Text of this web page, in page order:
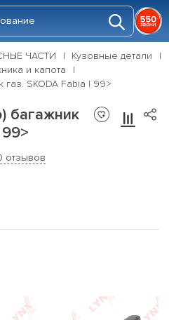
ЧАСТИ
Кузовные детали
и капота
SKODA Fabia I 99>
багажник
отзывов